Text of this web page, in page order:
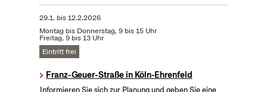
29.1. bis12.2.2026
Montag bis Donnerstag, 9 bis 15 Uhr
Freitag, 9 bis 13 Uhr
Eintritt frei
Franz-Geuer-Straße in Köln-Ehrenfeld